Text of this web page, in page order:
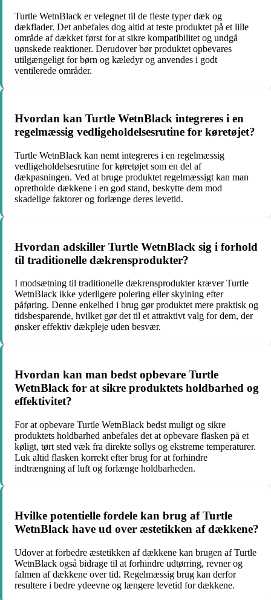
Turtle WetnBlack er velegnet til de fleste typer dæk og
dækflader. Det anbefales dog altid at teste produktet på et lille
område af dækket først for at sikre kompatibilitet og undgå
uønskede reaktioner. Derudover bør produktet opbevares
utilgængeligt for børn og kæledyr og anvendes i godt
ventilerede områder.
Hvordan kan Turtle WetnBlack integreres i en
regelmæssig vedligeholdelsesrutine for køretøjet?
Turtle WetnBlack kan nemt integreres i en regelmæssig
vedligeholdelsesrutine for køretøjet som en del af
dækpasningen. Ved at bruge produktet regelmæssigt kan man
opretholde dækkene i en god stand, beskytte dem mod
skadelige faktorer og forlænge deres levetid.
Hvordan adskiller Turtle WetnBlack sig i forhold
til traditionelle dækrensprodukter?
I modsætning til traditionelle dækrensprodukter kræver Turtle
WetnBlack ikke yderligere polering eller skylning efter
påføring. Denne enkelhed i brug gør produktet mere praktisk og
tidsbesparende, hvilket gør det til et attraktivt valg for dem, der
ønsker effektiv dækpleje uden besvær.
Hvordan kan man bedst opbevare Turtle
WetnBlack for at sikre produktets holdbarhed og
effektivitet?
For at opbevare Turtle WetnBlack bedst muligt og sikre
produktets holdbarhed anbefales det at opbevare flasken på et
køligt, tørt sted væk fra direkte sollys og ekstreme temperaturer.
Luk altid flasken korrekt efter brug for at forhindre
indtrængning af luft og forlænge holdbarheden.
Hvilke potentielle fordele kan brug af Turtle
WetnBlack have ud over æstetikken af dækkene?
Udover at forbedre æstetikken af dækkene kan brugen af Turtle
WetnBlack også bidrage til at forhindre udtørring, revner og
falmen af dækkene over tid. Regelmæssig brug kan derfor
resultere i bedre ydeevne og længere levetid for dækkene.